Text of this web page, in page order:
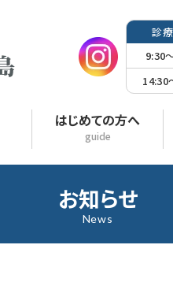
診療
9:30
14:30
はじめての方へ
guide
お知らせ
News